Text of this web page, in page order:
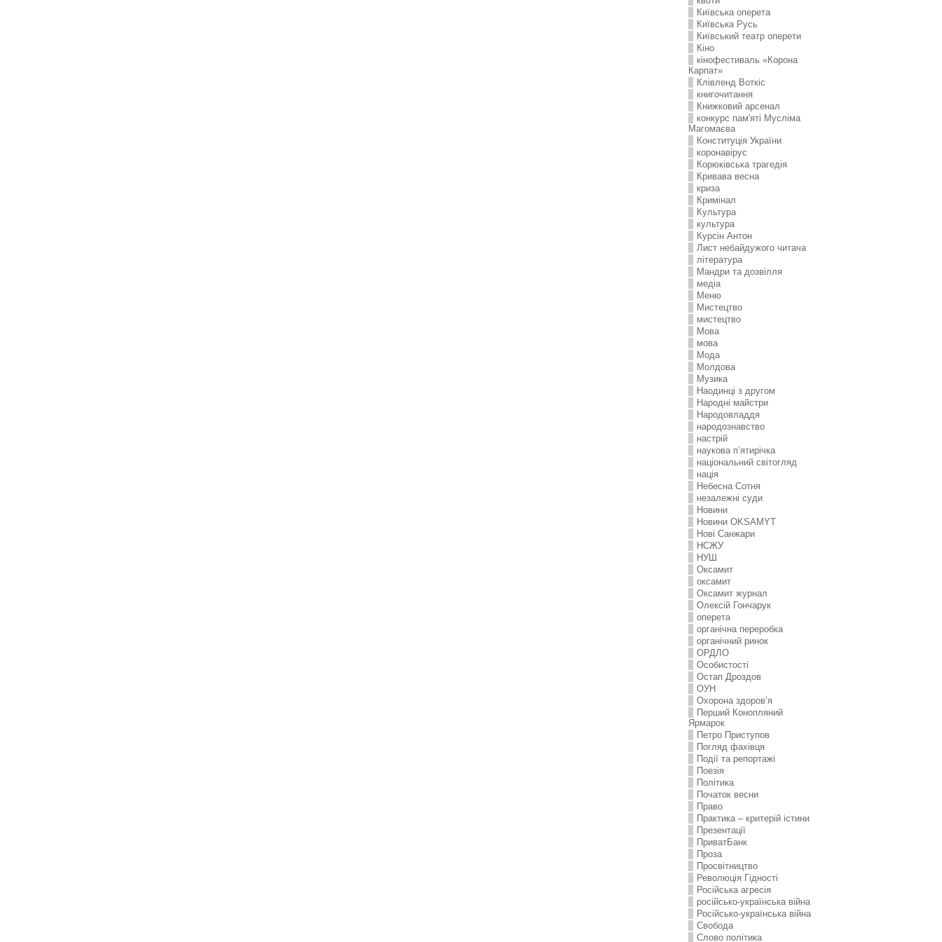
Київська оперета
Київська Русь
Київський театр оперети
Кіно
кінофестиваль «Корона
Карпат»
Клівленд Воткіс
книгочитання
Книжковий арсенал
конкурс пам'яті Мусліма
Магомаєва
Конституція України
коронавірус
Корюківська трагедія
Кривава весна
криза
Кримінал
Культура
культура
Курсін Антон
Лист небайдужого читача
література
Мандри та дозвілля
медіа
Меню
Мистецтво
мистецтво
Мова
мова
Мода
Молдова
Музика
Наодинці з другом
Народні майстри
Народовладдя
народознавство
настрій
наукова п’ятирічка
національний світогляд
нація
Небесна Сотня
незалежні суди
Новини
Новини OKSAMYT
Нові Санжари
НСЖУ
НУШ
Оксамит
оксамит
Оксамит журнал
Олексій Гончарук
оперета
органічна переробка
органічний ринок
ОРДЛО
Особистості
Остап Дроздов
ОУН
Охорона здоров’я
Перший Конопляний
Ярмарок
Петро Приступов
Погляд фахівця
Події та репортажі
Поезія
Політика
Початок весни
Право
Практика – критерій істини
Презентації
ПриватБанк
Проза
Просвітництво
Революція Гідності
Російська агресія
російсько-українська війна
Російсько-українська війна
Свобода
Слово політика